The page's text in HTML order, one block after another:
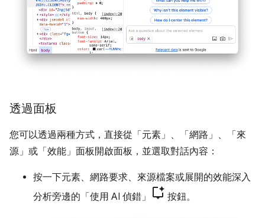
透過面板
您可以透過兩種方式，直接從「元素」 、「網路」 、「來
源」 或「效能」 面板開啟面板，並選取對話內容：
按一下元素、網路要求、來源檔案或展開的效能深入
分析旁邊的「使用 AI 偵錯」
按鈕。